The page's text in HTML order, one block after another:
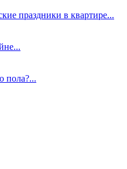
праздники в квартире...
пола?...